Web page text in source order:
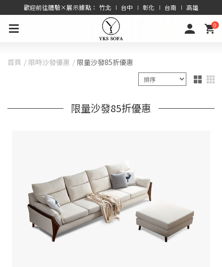
歡迎前往體驗×展示據點： 竹北 ∣ 台中 ∣ 彰化 ∣ 台南 ∣ 高雄
0
首頁 限時沙發優惠 限量沙發85折優惠
限量沙發85折優惠